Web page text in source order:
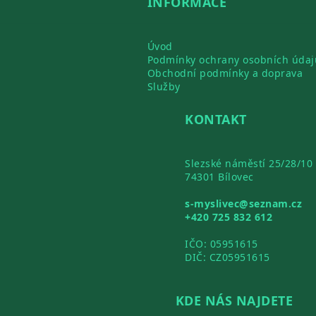
Úvod
Podmínky ochrany osobních
Obchodní podmínky a doprava
Služby
KONTAKT
Slezské náměstí 25/28/10
74301 Bílovec
s-myslivec@seznam.cz
+420 725 832 612
IČO: 05951615
DIČ: CZ05951615
KDE NÁS NAJDETE